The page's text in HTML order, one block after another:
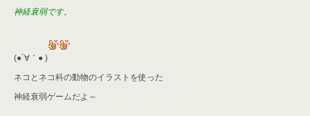
神経衰弱です。
(●´∀｀● )
ネコとネコ科の動物のイラストを使った
神経衰弱ゲームだよ～